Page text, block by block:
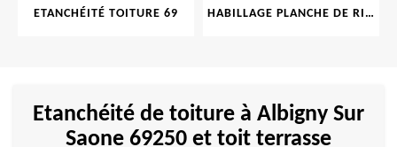
ETANCHÉITÉ TOITURE 69 HABILLAGE PLANCHE DE RIVE 69
Etanchéité de toiture à Albigny Sur
Saone 69250 et toit terrasse